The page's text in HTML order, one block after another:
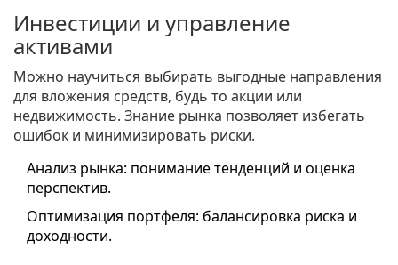
Инвестиции и управление
активами
Можно научиться выбирать выгодные направления
для вложения средств, будь то акции или
недвижимость. Знание рынка позволяет избегать
ошибок и минимизировать риски.
Анализ рынка: понимание тенденций и оценка
перспектив.
Оптимизация портфеля: балансировка риска и
доходности.